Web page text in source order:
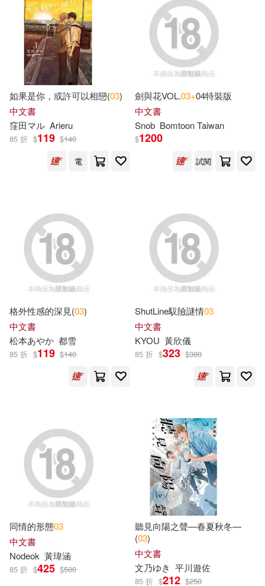
美國尼克兒童頻道(36)
A&T(35) Benji Davies(35)
人類文化編輯部(35)
FLOWER(33)
（美）路德維格·貝梅爾曼斯(33)
世一文化編輯群(30)
Nosy Crow Ltd(28)
幼獅文化(28)
文心（主編）(28)
（美）史蒂夫·梅茨格(27)
幼福編輯部(26)
プレステージ出版(25)
於清峰（主編）(25)
Various(24)
二十一世紀出版社(100)
中央廣播電視大學出版社(99)
ARC Music(98)
双美生活文創(98)
人類文化(92) 禾流文創(92)
アシェット・コレクションズ・ジ
ャパン(89)
東立(86) 滾石(80)
ライセンスエージェント(79)
幼福(78)
Linfair Records Limited(77)
Penguin Group UK(76)
浙江少年兒童出版社(73)
上誼文化公司(70)
其他 (可複選)
現在可購買商品(11545)
作者/演唱/譯/編/繪(8)
價格
範圍
如果是你，或許可以相戀(03)
中文書
窪田マル Arieru
85 折 $119 $140
電
劍與花VOL.03+04特裝版
中文書
Snob Bomtoon Taiwan
$1200
試閱
格外性感的深見(03)
中文書
松本あやか 都雪
85 折 $119 $140
ShutLine馭險謎情03
中文書
KYOU 黃欣儀
85 折 $323 $380
同情的形態03
中文書
Nodeok 黃瑋涵
85 折 $425 $500
聽見向陽之聲—春夏秋冬—
(03)
中文書
文乃ゆき 平川遊佐
85 折 $212 $250